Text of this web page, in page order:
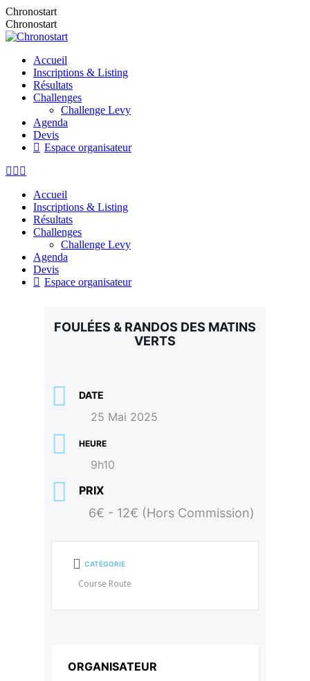
Chronostart
Chronostart
Accueil
Inscriptions & Listing
Résultats
Challenges
Challenge Levy
Agenda
Devis
Espace organisateur
Accueil
Inscriptions & Listing
Résultats
Challenges
Challenge Levy
Agenda
Devis
Espace organisateur
FOULÉES & RANDOS DES MATINS
VERTS
DATE
25 Mai 2025
HEURE
9h10
PRIX
6€ - 12€ (Hors Commission)
CATÉGORIE
Course Route
ORGANISATEUR